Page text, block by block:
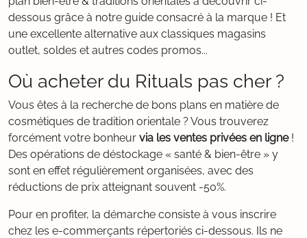
dessous grâce à notre guide consacré à la marque ! Et
une excellente alternative aux classiques magasins
outlet, soldes et autres codes promos...
Où acheter du Rituals pas cher ?
Vous êtes à la recherche de bons plans en matière de
cosmétiques de tradition orientale ? Vous trouverez
forcément votre bonheur via les ventes privées en ligne!
Des opérations de déstockage « santé & bien-être » y
sont en effet régulièrement organisées, avec des
réductions de prix atteignant souvent -50%.
Pour en profiter, la démarche consiste à vous inscrire
chez les e-commerçants répertoriés ci-dessous. Ils ne